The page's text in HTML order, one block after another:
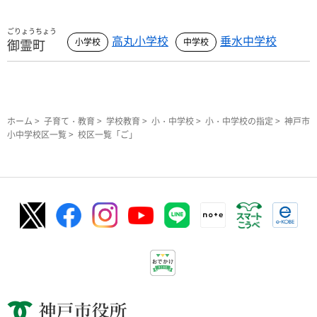
ごりょうちょう
御霊町 高丸小学校 垂水中学校
ホーム > 子育て・教育 > 学校教育 > 小・中学校> 小・中学校の指定 > 神戸市
小中学校区一覧> 校区一覧「ご」